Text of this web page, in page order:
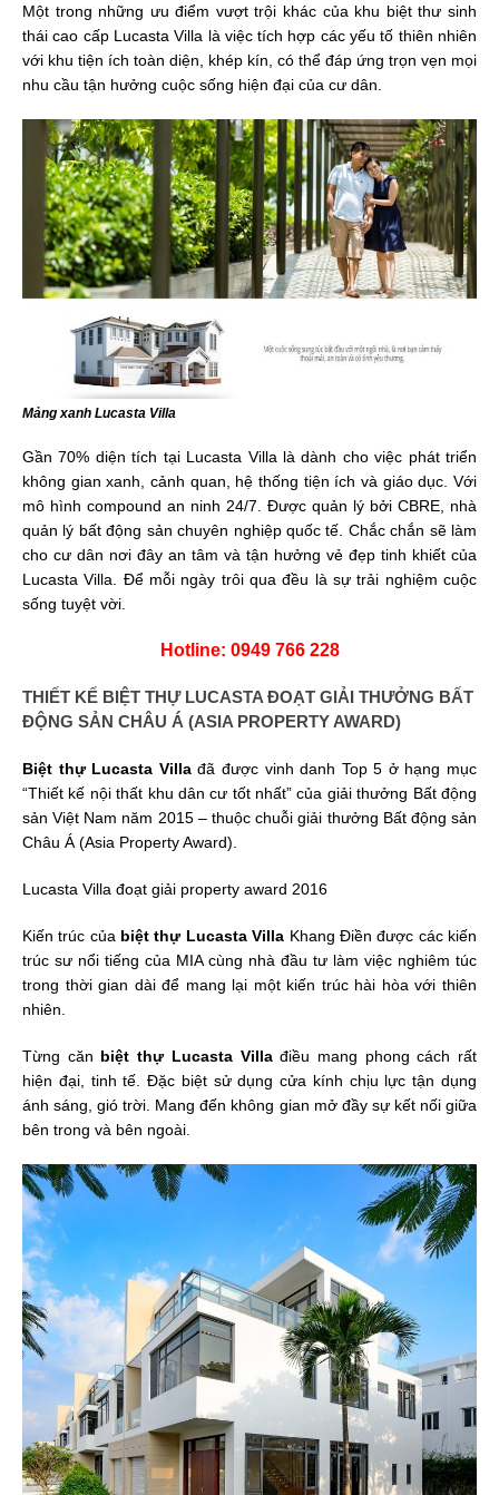
Một trong những ưu điểm vượt trội khác của khu biệt thư sinh
thái cao cấp Lucasta Villa là việc tích hợp các yếu tố thiên nhiên
với khu tiện ích toàn diện, khép kín, có thể đáp ứng trọn vẹn mọi
nhu cầu tận hưởng cuộc sống hiện đại của cư dân.
Mảng xanh Lucasta Villa
Gần 70% diện tích tại Lucasta Villa là dành cho việc phát triển
không gian xanh, cảnh quan, hệ thống tiện ích và giáo dục. Với
mô hình compound an ninh 24/7. Được quản lý bởi CBRE, nhà
quản lý bất động sản chuyên nghiệp quốc tế. Chắc chắn sẽ làm
cho cư dân nơi đây an tâm và tận hưởng vẻ đẹp tinh khiết của
Lucasta Villa. Để mỗi ngày trôi qua đều là sự trải nghiệm cuộc
sống tuyệt vời.
Hotline: 0949 766 228
THIẾT KẾ BIỆT THỰ LUCASTA ĐOẠT GIẢI THƯỞNG BẤT
ĐỘNG SẢN CHÂU Á (ASIA PROPERTY AWARD)
Biệt thự Lucasta Villađã được vinh danh Top 5 ở hạng mục
“Thiết kế nội thất khu dân cư tốt nhất” của giải thưởng Bất động
sản Việt Nam năm 2015 – thuộc chuỗi giải thưởng Bất động sản
Châu Á (Asia Property Award).
Lucasta Villa đoạt giải property award 2016
Kiến trúc của biệt thự Lucasta Villa Khang Điền được các kiến
trúc sư nổi tiếng của MIA cùng nhà đầu tư làm việc nghiêm túc
trong thời gian dài để mang lại một kiến trúc hài hòa với thiên
nhiên.
Từng căn biệt thự Lucasta Villađiều mang phong cách rất
hiện đại, tinh tế. Đặc biệt sử dụng cửa kính chịu lực tận dụng
ánh sáng, gió trời. Mang đến không gian mở đầy sự kết nối giữa
bên trong và bên ngoài.